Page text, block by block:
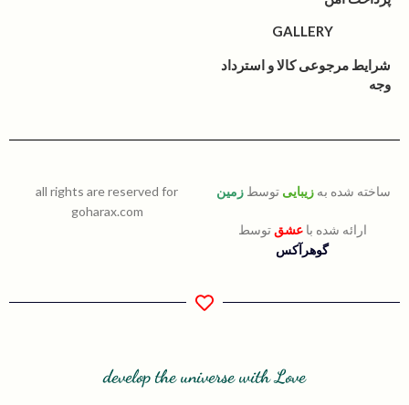
GALLERY
شرایط مرجوعی کالا و استرداد
وجه
ساخته شده به زیبایی توسط زمین
ارائه شده باعشق توسط
گوهرآکس
all rights are reserved for
goharax.com
develop the universe with Love